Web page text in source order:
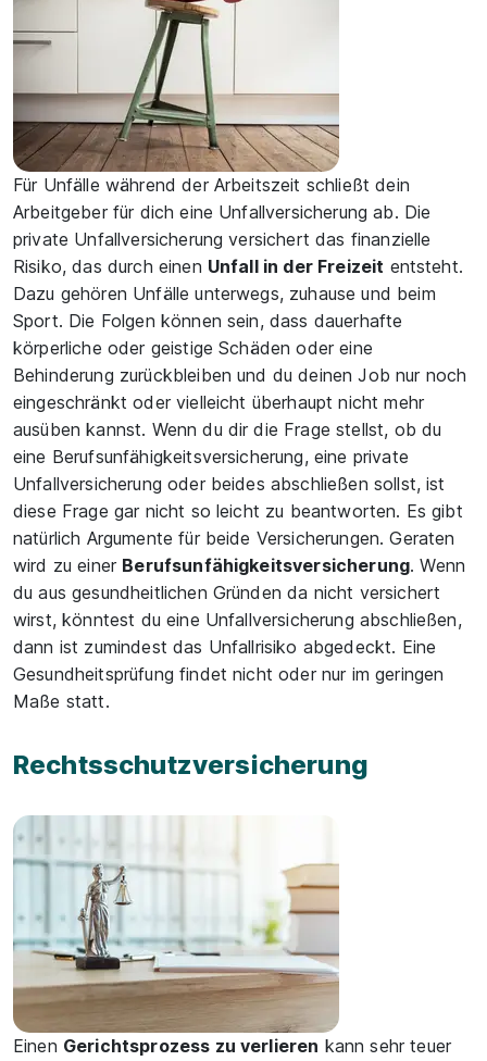
Für Unfälle während der Arbeitszeit schließt dein
Arbeitgeber für dich eine Unfallversicherung ab. Die
private Unfallversicherung versichert das finanzielle
Risiko, das durch einen Unfall in der Freizeit entsteht.
Dazu gehören Unfälle unterwegs, zuhause und beim
Sport. Die Folgen können sein, dass dauerhafte
körperliche oder geistige Schäden oder eine
Behinderung zurückbleiben und du deinen Job nur noch
eingeschränkt oder vielleicht überhaupt nicht mehr
ausüben kannst. Wenn du dir die Frage stellst, ob du
eine Berufsunfähigkeitsversicherung, eine private
Unfallversicherung oder beides abschließen sollst, ist
diese Frage gar nicht so leicht zu beantworten. Es gibt
natürlich Argumente für beide Versicherungen. Geraten
wird zu einer Berufsunfähigkeitsversi­che­rung. Wenn
du aus gesundheitlichen Gründen da nicht versichert
wirst, könntest du eine Unfall­versicherung abschließen,
dann ist zumindest das Unfallrisiko abgedeckt. Eine
Gesundheitsprüfung findet nicht oder nur im geringen
Maße statt.
Rechtsschutzversicherung
Einen Gerichtsprozess zu verlieren kann sehr teuer